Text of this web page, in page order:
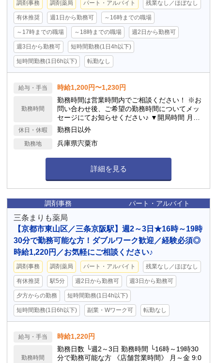
調剤事務 調剤薬局 パート・アルバイト 残業なし／ほぼなし
有休推奨 週1日から勤務可 ～16時までの職場
～17時までの職場 ～18時までの職場 週2日から勤務可
週3日から勤務可 短時間勤務(1日4h以下)
短時間勤務(1日6h以下) 転勤なし
給与・手当 時給1,200円〜1,230円
勤務時間
勤務時間は営業時間内でご相談ください！ ※お
問い合わせ後、ご希望の勤務時間についてメッ
セージにてお知らせください♪ ▼開局時間 月〜
金曜日： 9:00〜13:00、14:30〜18:30／土曜
日： 9:00〜13:00
休日・休暇 勤務日以外
勤務地 兵庫県宍粟市
詳細を見る
調剤事務 パート・アルバイト
三条まりも薬局
【京都市東山区／三条京阪駅】週2～3日★16時～19時
30分で勤務可能な方！ダブルワーク歓迎／経験必須◎
時給1,220円／お気軽にご相談ください♪
調剤事務 調剤薬局 パート・アルバイト 残業なし／ほぼなし
有休推奨 駅5分 週2日から勤務可 週3日から勤務可
夕方からの勤務 短時間勤務(1日4h以下)
短時間勤務(1日6h以下) 副業・Wワーク可 転勤なし
給与・手当 時給1,220円
勤務時間
勤務日数 └週2～3日 勤務時間 └16時～19時30
分で勤務可能な方 《店舗営業時間》 月～金 9:0